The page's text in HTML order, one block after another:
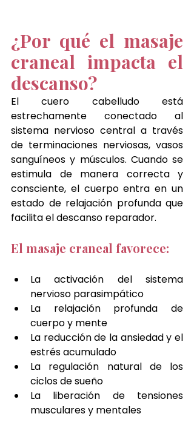
¿Por qué el masaje
craneal impacta el
descanso?
El cuero cabelludo está
estrechamente conectado al
sistema nervioso central a través
de terminaciones nerviosas, vasos
sanguíneos y músculos. Cuando se
estimula de manera correcta y
consciente, el cuerpo entra en un
estado de relajación profunda que
facilita el descanso reparador.
El masaje craneal favorece:
La activación del sistema
nervioso parasimpático
La relajación profunda de
cuerpo y mente
La reducción de la ansiedad y el
estrés acumulado
La regulación natural de los
ciclos de sueño
La liberación de tensiones
musculares y mentales